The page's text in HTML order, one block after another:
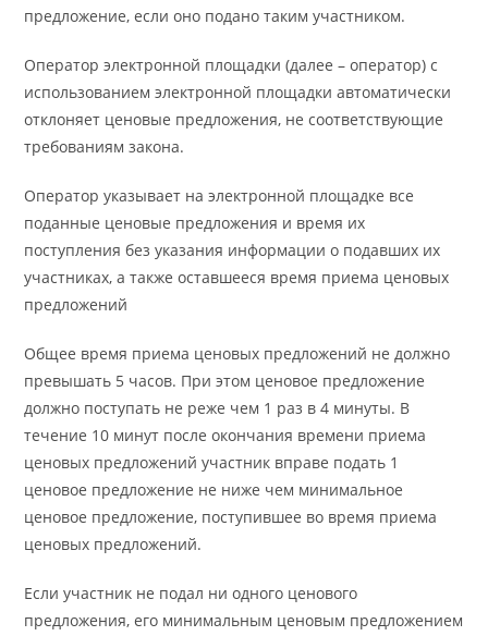
предложение, если оно подано таким участником.
Оператор электронной площадки (далее – оператор) с
использованием электронной площадки автоматически
отклоняет ценовые предложения, не соответствующие
требованиям закона.
Оператор указывает на электронной площадке все
поданные ценовые предложения и время их
поступления без указания информации о подавших их
участниках, а также оставшееся время приема ценовых
предложений
Общее время приема ценовых предложений не должно
превышать 5 часов. При этом ценовое предложение
должно поступать не реже чем 1 раз в 4 минуты. В
течение 10 минут после окончания времени приема
ценовых предложений участник вправе подать 1
ценовое предложение не ниже чем минимальное
ценовое предложение, поступившее во время приема
ценовых предложений.
Если участник не подал ни одного ценового
предложения, его минимальным ценовым предложением